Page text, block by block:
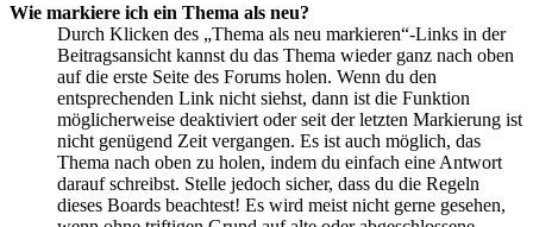
Wie markiere ich ein Thema als neu?
Durch Klicken des „Thema als neu markieren“-Links in der
Beitragsansicht kannst du das Thema wieder ganz nach oben
auf die erste Seite des Forums holen. Wenn du den
entsprechenden Link nicht siehst, dann ist die Funktion
möglicherweise deaktiviert oder seit der letzten Markierung ist
nicht genügend Zeit vergangen. Es ist auch möglich, das
Thema nach oben zu holen, indem du einfach eine Antwort
darauf schreibst. Stelle jedoch sicher, dass du die Regeln
dieses Boards beachtest! Es wird meist nicht gerne gesehen,